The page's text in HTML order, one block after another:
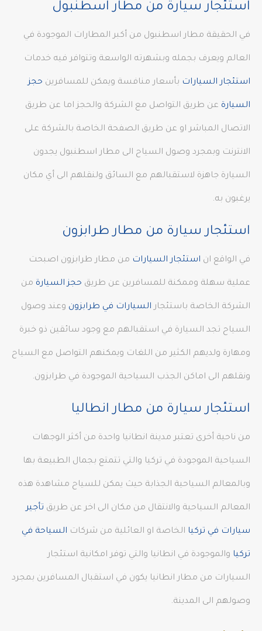
استئجار سيارة من مطار اسطنبول
في الحقيقة مطار اسطنبول من أكبر المطارات الموجودة في
العالم ويعرف بجمله وبشهرته الواسعة وتتوافر فيه خدمات
استئجار السيارات بأسعار منافسة ويمكن للمسافرين حجز
السيارة عن طريق التواصل مع الشركة والحجز اما عن طريق
الاتصال المباشر او عن طريق الصفحة الخاصة بالشركة على
الانترنت وبمجرد وصول السياح الى مطار اسطنبول يجدون
السيارة جاهزة لاستقبالهم مع السائق ولنقلهم الى أي مكان
يرغبون به.
استئجار سيارة من مطار طرابزون
في الواقع ان استئجار السيارات من مطار طرابزون اصبحت
عملية سهلة وممكنة للمسافرين عن طريق حجز السيارة من
الشركة الخاصة باستئجار السيارات في طرابزون وعند وصول
السياح تجد السيارة في استقبالهم مع وجود سائقين ذو خبرة
ومهارة ولديهم الكثير من اللغات ويمكنهم التواصل مع السياح
ونقلهم الى اماكن الجذب السياحية الموجودة في طرابزون.
استئجار سيارة من مطار انطاليا
من ناحية أخرى تعتبر مدينة انطانيا واحدة من أكثر الوجهات
السياحية الموجودة في تركيا والتي تتمتع بجمال الطبيعة بها
وبالمعالم السياحية الجذابة حيث يمكن للسياح مشاهدة هذه
المعالم السياحية والانتقال من مكان الى اخر عن طريق تأجير
سيارات في تركيا الخاصة او العائلية من شركات السياحة في
تركيا والموجودة في انطانيا والتي توفر امكانية استئجار
السيارات من مطار انطانيا يكون في استقبال المسافرين بمجرد
وصولهم الى المدينة.